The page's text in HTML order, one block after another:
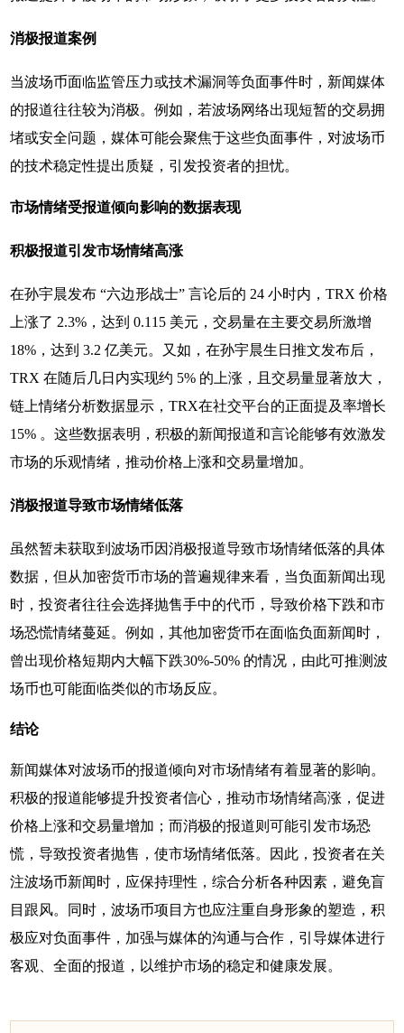
消极报道案例
当波场币面临监管压力或技术漏洞等负面事件时，新闻媒体
的报道往往较为消极。例如，若波场网络出现短暂的交易拥
堵或安全问题，媒体可能会聚焦于这些负面事件，对波场币
的技术稳定性提出质疑，引发投资者的担忧。
市场情绪受报道倾向影响的数据表现
积极报道引发市场情绪高涨
在孙宇晨发布 “六边形战士” 言论后的 24 小时内，TRX 价格
上涨了 2.3%，达到 0.115 美元，交易量在主要交易所激增
18%，达到 3.2 亿美元。又如，在孙宇晨生日推文发布后，
TRX 在随后几日内实现约 5% 的上涨，且交易量显著放大，
链上情绪分析数据显示，TRX在社交平台的正面提及率增长
15% 。这些数据表明，积极的新闻报道和言论能够有效激发
市场的乐观情绪，推动价格上涨和交易量增加。
消极报道导致市场情绪低落
虽然暂未获取到波场币因消极报道导致市场情绪低落的具体
数据，但从加密货币市场的普遍规律来看，当负面新闻出现
时，投资者往往会选择抛售手中的代币，导致价格下跌和市
场恐慌情绪蔓延。例如，其他加密货币在面临负面新闻时，
曾出现价格短期内大幅下跌30%-50% 的情况，由此可推测波
场币也可能面临类似的市场反应。
结论
新闻媒体对波场币的报道倾向对市场情绪有着显著的影响。
积极的报道能够提升投资者信心，推动市场情绪高涨，促进
价格上涨和交易量增加；而消极的报道则可能引发市场恐
慌，导致投资者抛售，使市场情绪低落。因此，投资者在关
注波场币新闻时，应保持理性，综合分析各种因素，避免盲
目跟风。同时，波场币项目方也应注重自身形象的塑造，积
极应对负面事件，加强与媒体的沟通与合作，引导媒体进行
客观、全面的报道，以维护市场的稳定和健康发展。